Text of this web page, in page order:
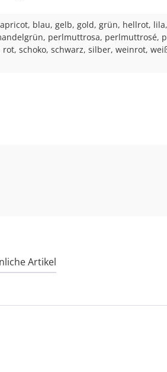
blau, gelb, gold, grün, hellrot,
perlmuttrosa, perlmuttrosé,
rot, schoko, schwarz, silber, weinrot,
Artikel